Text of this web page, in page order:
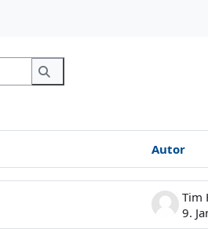
Foren durchsuchen
Foren durchsuchen
Autor
Tim
9.